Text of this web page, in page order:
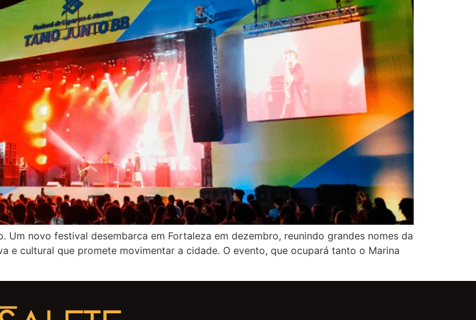
novo festival desembarca em Fortaleza em dezembro, reunindo grandes nomes da
e cultural que promete movimentar a cidade. O evento, que ocupará tanto o Marina